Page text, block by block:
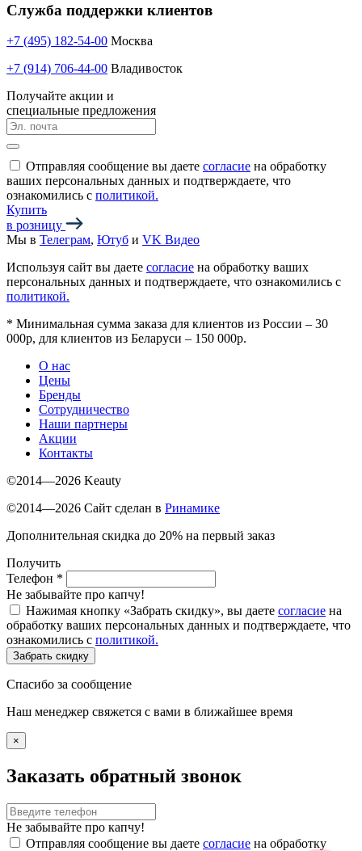
Служба поддержки клиентов
+7 (495) 182-54-00 Москва
+7 (914) 706-44-00 Владивосток
Получайте акции и
специальные предложения
Отправляя сообщение вы даете согласие на обработку
ваших персональных данных и подтверждаете, что
ознакомились с политикой.
Купить
в розницу
Мы в Телеграм, Ютуб и VK Видео
Используя сайт вы даете согласие на обработку ваших
персональных данных и подтверждаете, что ознакомились с
политикой.
* Минимальная сумма заказа для клиентов из России – 30
000р, для клиентов из Беларуси – 150 000р.
О нас
Цены
Бренды
Сотрудничество
Наши партнеры
Акции
Контакты
©2014—2026 Keauty
©2014—2026 Сайт сделан в Ринамике
Дополнительная скидка до 20% на первый заказ
Получить
Телефон *
Не забывайте про капчу!
Нажимая кнопку «Забрать скидку», вы даете согласие на
обработку ваших персональных данных и подтверждаете, что
ознакомились с политикой.
Забрать скидку
Спасибо за сообщение
Наш менеджер свяжется с вами в ближайшее время
×
Заказать обратный звонок
Не забывайте про капчу!
Отправляя сообщение вы даете согласие на обработку